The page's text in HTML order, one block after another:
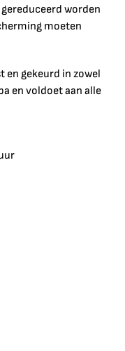
worden
moeten
en gekeurd in zowel
en voldoet aan alle